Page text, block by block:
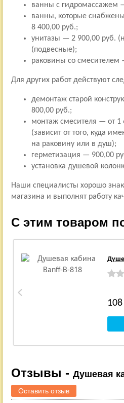
ванны с гидромассажем
ванны, которые
8 400,00 руб.;
унитазы — 2 900,00 руб.
(подвесные);
раковины со смесителем
Для других работ действуют
демонтаж старой
800,00 руб.;
монтаж смесителя — от 1
(зависит от того, куда
на раковину или в душ);
герметизация — 900,00
установка душевой
Наши специалисты хорошо
магазина и выполнят работу
С этим товаром
Отзывы - Душевая
Оставить отзыв